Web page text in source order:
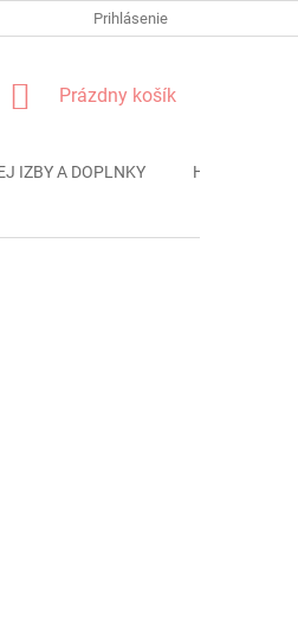
PODMIENKY OCHRANY OSOBNÝCH
Prihlásenie
NÁKUPNÝ
Prázdny košík
IZBY A DOPLNKY HRAČKY